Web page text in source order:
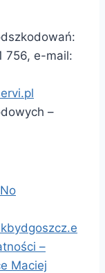
756, e-mail:
–
No
–
Maciej